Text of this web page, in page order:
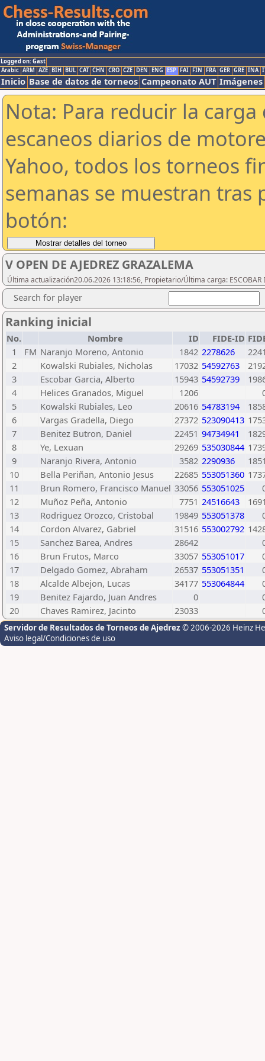
Logged on: Gast
Arabic ARM AZE BIH BUL CAT CHN CRO CZE DEN ENG ESP FAI FIN FRA GER GRE INA
Inicio Base de datos de torneos Campeonato AUT Imágenes
Nota: Para reducir la
escaneos diarios de
Yahoo, todos los torneos
semanas se muestran tras
botón:
V OPEN DE AJEDREZ GRAZALEMA
Última actualización20.06.2026 13:18:56, Propietario/Última carga: ESCOBAR
Search for player
Ranking inicial
No. Nombre ID FIDE-ID
1
FM Naranjo Moreno, Antonio 1842 2278626
2
Kowalski Rubiales, Nicholas 17032 54592763
3
Escobar Garcia, Alberto 15943 54592739
4
Helices Granados, Miguel 1206
5
Kowalski Rubiales, Leo 20616 54783194
6
Vargas Gradella, Diego 27372 523090413
7
Benitez Butron, Daniel 22451 94734941
8
Ye, Lexuan 29269 535030844
9
Naranjo Rivera, Antonio 3582 2290936
10
Bella Periñan, Antonio Jesus 22685 553051360
11
Brun Romero, Francisco Manuel 33056 553051025
12
Muñoz Peña, Antonio 7751 24516643
13
Rodriguez Orozco, Cristobal 19849 553051378
14
Cordon Alvarez, Gabriel 31516 553002792
15
Sanchez Barea, Andres 28642
16
Brun Frutos, Marco 33057 553051017
17
Delgado Gomez, Abraham 26537 553051351
18
Alcalde Albejon, Lucas 34177 553064844
19
Benitez Fajardo, Juan Andres 0
20
Chaves Ramirez, Jacinto 23033
Servidor de Resultados de Torneos de Ajedrez © 2006-2026 Heinz
Aviso legal/Condiciones de uso